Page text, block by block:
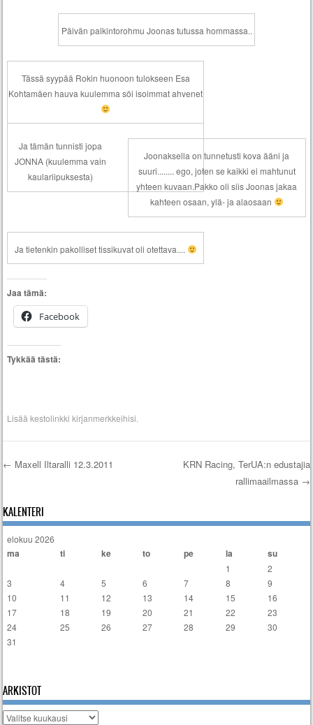
Päivän palkintorohmu Joonas tutussa hommassa..
Tässä syypää Rokin huonoon tulokseen Esa
Kohtamäen hauva kuulemma söi isoimmat ahvenet
Joonaksella on tunnetusti kova ääni ja
suuri........ ego, joten se kaikki ei mahtunut
yhteen kuvaan.Pakko oli siis Joonas jakaa
kahteen osaan, ylä- ja alaosaan
Ja tietenkin pakolliset tissikuvat oli otettava....
Ja tämän tunnisti jopa
JONNA (kuulemma vain
kaulariipuksesta)
Jaa tämä:
Facebook
Tykkää tästä:
Lisääkestolinkki kirjanmerkkeihisi.
← Maxell Iltaralli 12.3.2011
KRN Racing, TerUA:n edustajia
rallimaailmassa →
KALENTERI
elokuu 2026
ma ti ke to pe la su
1
2
3
4 5 6 7 8
9
10
11 12 13 14 15
16
17
18 19 20 21 22
23
24
25 26 27 28 29
30
31
ARKISTOT
Arkistot